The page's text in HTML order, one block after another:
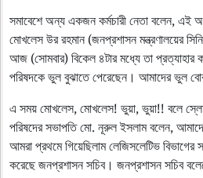
সমাবেশে অন্য একজন কর্মচারী নেতা বলেন, এই
মোখলেস উর রহমান (জনপ্রশাসন মন্ত্রণালয়ের
আজ (সোমবার) বিকেল ৪টার মধ্যে তা প্রত্যাহার
পরিষদকে ভুল বুঝাতে পেরেছেন। আমাদের ভুল
এ সময় মোখলেস, মোখলেস! ভুয়া, ভুয়া!! বলে
পরিষদের সভাপতি মো. নূরুল ইসলাম বলেন,
আমরা প্রথমে গিয়েছিলাম লেজিসলেটিভ বিভাগের
করেছে জনপ্রশাসন সচিব। জনপ্রশাসন সচিব